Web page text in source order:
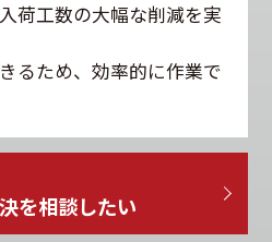
荷工数の大幅な削減を実
るため、効率的に作業で
を相談したい